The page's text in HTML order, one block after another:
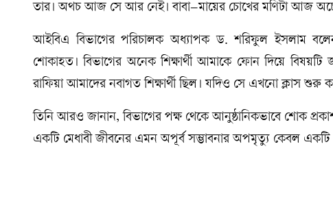
তার। অথচ আজ সে আর নেই। বাবা–মায়ের চোখের মণিটা আজ
আইবিএ বিভাগের পরিচালক অধ্যাপক ড. শরিফুল ইসলাম
শোকাহত। বিভাগের অনেক শিক্ষার্থী আমাকে ফোন দিয়ে
রাফিয়া আমাদের নবাগত শিক্ষার্থী ছিল। যদিও সে এখনো ক্লাস
তিনি আরও জানান, বিভাগের পক্ষ থেকে আনুষ্ঠানিকভাবে শোক
একটি মেধাবী জীবনের এমন অপূর্ব সম্ভাবনার অপমৃত্যু কেবল